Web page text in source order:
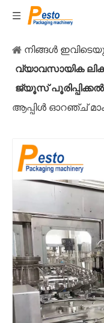
നിങ്ങൾ
വ്യാവസായിക
ജ്യൂസ്
ആപ്പിൾ ഓറഞ്ച്